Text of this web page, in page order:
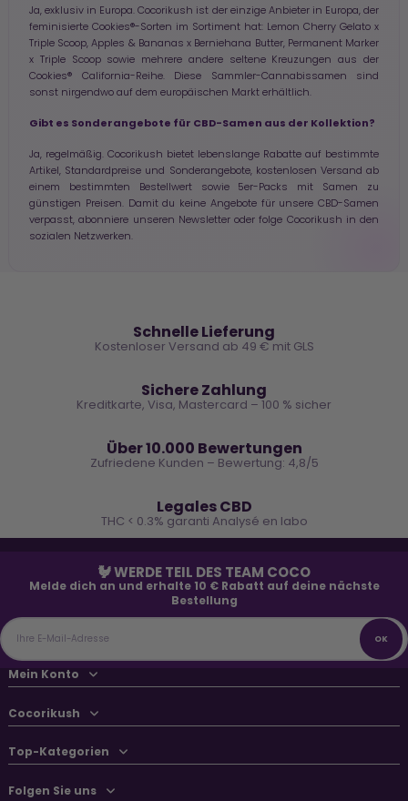
Ja, exklusiv in Europa. Cocorikush ist der einzige Anbieter in Europa, der
feminisierte Cookies®-Sorten im Sortiment hat: Lemon Cherry Gelato x
Triple Scoop, Apples & Bananas x Berniehana Butter, Permanent Marker
x Triple Scoop sowie mehrere andere seltene Kreuzungen aus der
Cookies® California-Reihe. Diese Sammler-Cannabissamen sind
sonst nirgendwo auf dem europäischen Markt erhältlich.
Gibt es Sonderangebote für CBD-Samen aus der Kollektion?
Ja, regelmäßig. Cocorikush bietet lebenslange Rabatte auf bestimmte
Artikel, Standardpreise und Sonderangebote, kostenlosen Versand ab
einem bestimmten Bestellwert sowie 5er-Packs mit Samen zu
günstigen Preisen. Damit du keine Angebote für unsere CBD-Samen
verpasst, abonniere unseren Newsletter oder folge Cocorikush in den
sozialen Netzwerken.
Schnelle Lieferung
Kostenloser Versand ab 49 € mit GLS
Sichere Zahlung
Kreditkarte, Visa, Mastercard – 100 % sicher
Über 10.000 Bewertungen
Zufriedene Kunden – Bewertung: 4,8/5
Legales CBD
THC < 0.3% garanti Analysé en labo
🐓 WERDE TEIL DES TEAM COCO
Melde dich an und erhalte 10 € Rabatt auf deine nächste
Bestellung
Mein Konto
Cocorikush
Top-Kategorien
Folgen Sie uns